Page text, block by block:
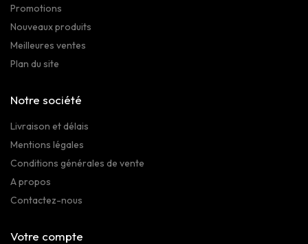
Promotions
Nouveaux produits
Meilleures ventes
Plan du site
Notre société
Livraison et délais
Mentions légales
Conditions générales de vente
A propos
Contactez-nous
Votre compte